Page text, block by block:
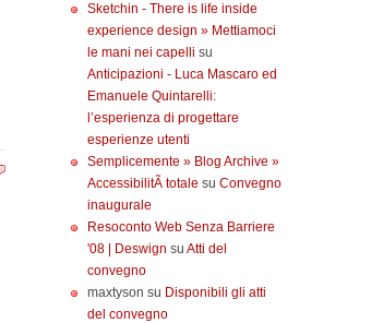
Sketchin - There is life inside
experience design » Mettiamoci
le mani nei capelli su
Anticipazioni - Luca Mascaro ed
Emanuele Quintarelli:
l’esperienza di progettare
esperienze utenti
Semplicemente » Blog Archive »
AccessibilitÃ totale su Convegno
inaugurale
Resoconto Web Senza Barriere
'08 | Deswign su Atti del
convegno
maxtyson su Disponibili gli atti
del convegno